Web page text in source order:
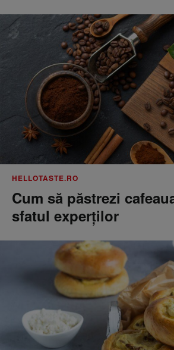
HELLOTASTE.RO
Cum să păstrezi
sfatul experților